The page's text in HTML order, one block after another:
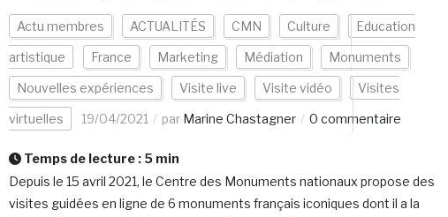
Actu membres ACTUALITÉS CMN Culture Education
artistique France Marketing Médiation Monuments
Nouvelles expériences Visite live Visite vidéo Visites
virtuelles 19/04/2021 par Marine Chastagner 0 commentaire
Temps de lecture : 5 min
Depuis le 15 avril 2021, le Centre des Monuments nationaux propose des
visites guidées en ligne de 6 monuments français iconiques dont il a la